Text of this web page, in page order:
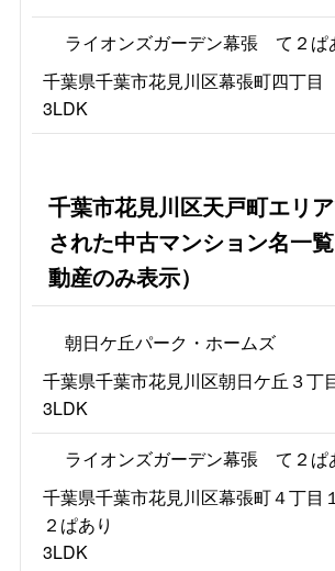
ライオンズガーデン幕張 て２ぱ
千葉県千葉市花見川区幕張町四丁目
3LDK
千葉市花見川区天戸町エリ
された中古マンション名一
動産のみ表示）
朝日ケ丘パーク・ホームズ
千葉県千葉市花見川区朝日ケ丘３丁
3LDK
ライオンズガーデン幕張 て２ぱ
千葉県千葉市花見川区幕張町４丁目
２ぱあり
3LDK